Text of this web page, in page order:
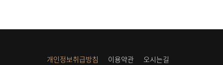
개인정보취급방침 이용약관 오시는길